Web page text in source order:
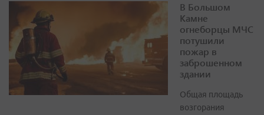
В Большом
Камне
огнеборцы МЧС
потушили
пожар в
заброшенном
здании
Общая площадь
возгорания